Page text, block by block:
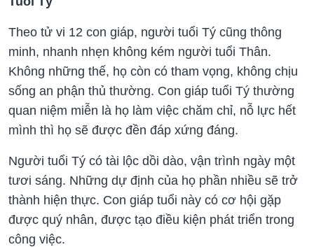
Theo tử vi 12 con giáp, người tuổi Tý cũng thông
minh, nhanh nhẹn không kém người tuổi Thân.
Không những thế, họ còn có tham vọng, không chịu
sống an phận thủ thường. Con giáp tuổi Tý thường
quan niệm miễn là họ làm việc chăm chỉ, nỗ lực hết
mình thì họ sẽ được đền đáp xứng đáng.
Người tuổi Tý có tài lộc dồi dào, vận trình ngày một
tươi sáng. Những dự định của họ phần nhiều sẽ trở
thành hiện thực. Con giáp tuổi này có cơ hội gặp
được quý nhân, được tạo điều kiện phát triển trong
công việc.